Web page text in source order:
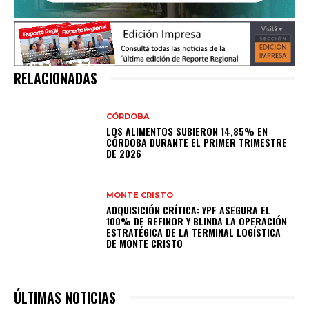
RELACIONADAS
CÓRDOBA
LOS ALIMENTOS SUBIERON 14,85% EN
CÓRDOBA DURANTE EL PRIMER TRIMESTRE
DE 2026
MONTE CRISTO
ADQUISICIÓN CRÍTICA: YPF ASEGURA EL
100% DE REFINOR Y BLINDA LA OPERACIÓN
ESTRATÉGICA DE LA TERMINAL LOGÍSTICA
DE MONTE CRISTO
ÚLTIMAS NOTICIAS